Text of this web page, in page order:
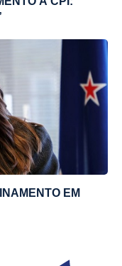
EM